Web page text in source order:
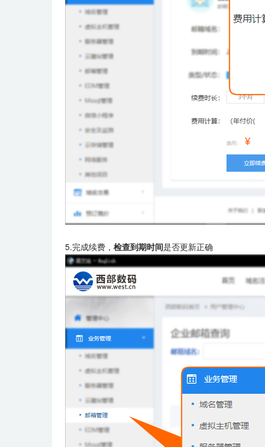
5.完成续费， 检查到期时间是否更新正确